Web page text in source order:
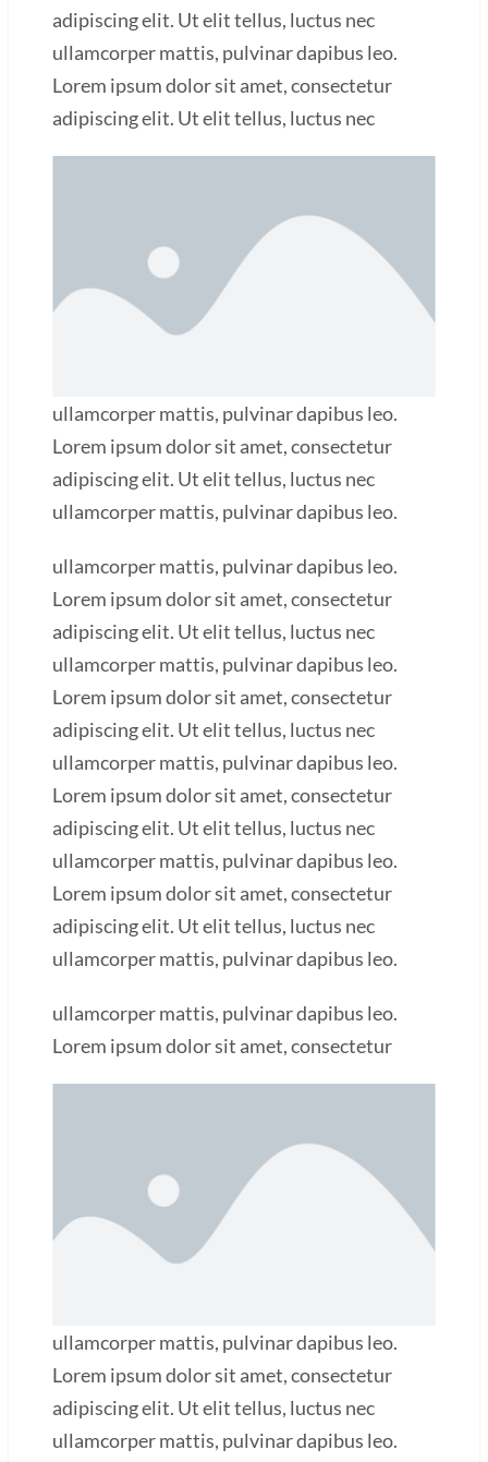
adipiscing elit. Ut elit tellus, luctus nec
ullamcorper mattis, pulvinar dapibus leo.
Lorem ipsum dolor sit amet, consectetur
adipiscing elit. Ut elit tellus, luctus nec
ullamcorper mattis, pulvinar dapibus leo.
Lorem ipsum dolor sit amet, consectetur
adipiscing elit. Ut elit tellus, luctus nec
ullamcorper mattis, pulvinar dapibus leo.
ullamcorper mattis, pulvinar dapibus leo.
Lorem ipsum dolor sit amet, consectetur
adipiscing elit. Ut elit tellus, luctus nec
ullamcorper mattis, pulvinar dapibus leo.
Lorem ipsum dolor sit amet, consectetur
adipiscing elit. Ut elit tellus, luctus nec
ullamcorper mattis, pulvinar dapibus leo.
Lorem ipsum dolor sit amet, consectetur
adipiscing elit. Ut elit tellus, luctus nec
ullamcorper mattis, pulvinar dapibus leo.
Lorem ipsum dolor sit amet, consectetur
adipiscing elit. Ut elit tellus, luctus nec
ullamcorper mattis, pulvinar dapibus leo.
ullamcorper mattis, pulvinar dapibus leo.
Lorem ipsum dolor sit amet, consectetur
ullamcorper mattis, pulvinar dapibus leo.
Lorem ipsum dolor sit amet, consectetur
adipiscing elit. Ut elit tellus, luctus nec
ullamcorper mattis, pulvinar dapibus leo.